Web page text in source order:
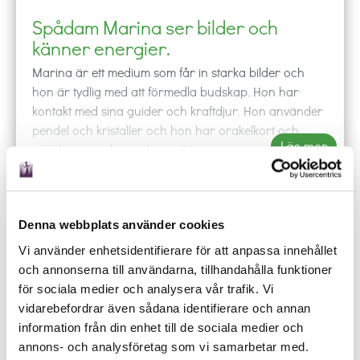
Denna webbplats använder cookies
Vi använder enhetsidentifierare för att anpassa innehållet
och annonserna till användarna, tillhandahålla funktioner
för sociala medier och analysera vår trafik. Vi
vidarebefordrar även sådana identifierare och annan
information från din enhet till de sociala medier och
annons- och analysföretag som vi samarbetar med.
Spådam Marina ser bilder och
känner energier.
Marina är ett medium som får in starka bilder och
hon är tydlig med att förmedla budskap. Hon har
kontakt med sina guider och kraftdjur. Hon använder
pendel och kristaller och hon har orakelkort och
tarotkort som förstärkning. Marina är även
Reikihealer och förmedlar healing under samtalet. För
att komma i rätt flöde, så mediterar hon inför ett
Spådam Marinakan ta anhörigkontakt om de
kommer spontant. Hon får ledtrådar till
bortsprungna djur. Marina spår inte i sjukdom och
död.
Hennes arbetsspråk är svenska och engelska.
Rekommendation:Marina spådde mig i kärlek och
Få SMS
Läs mer
RING KÖP BOKA MAIL
event
SCHEMA
Ring någon av våra duktiga spådamer och låt de
besvara dina frågor oavsett om det gäller kärlek,
arbete eller budskap från universum.